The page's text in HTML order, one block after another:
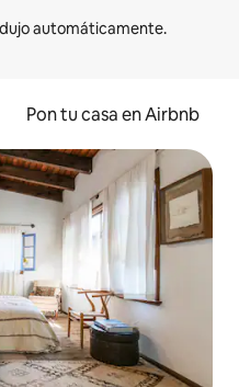
Pon tu casa en Airbnb